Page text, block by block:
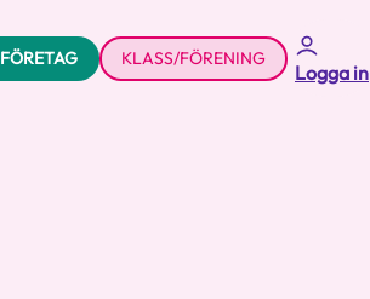
FÖRETAG KLASS/FÖRENING
Logga in